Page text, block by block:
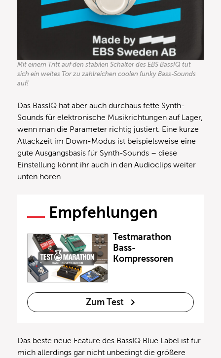
Mit einem Tritt auf den stabilen Schalter des EBS BassIQ tut
sich ein weites Tor zu zahlreichen coolen funky Bass-Sounds
auf!
Das BassIQ hat aber auch durchaus fette Synth-
Sounds für elektronische Musikrichtungen auf Lager,
wenn man die Parameter richtig justiert. Eine kurze
Attackzeit im Down-Modus ist beispielsweise eine
gute Ausgangsbasis für Synth-Sounds – diese
Einstellung könnt ihr auch in den Audioclips weiter
unten hören.
Empfehlungen
Testmarathon
Bass-
Kompressoren
Zum Test
Das beste neue Feature des BassIQ Blue Label ist für
mich allerdings gar nicht unbedingt die größere